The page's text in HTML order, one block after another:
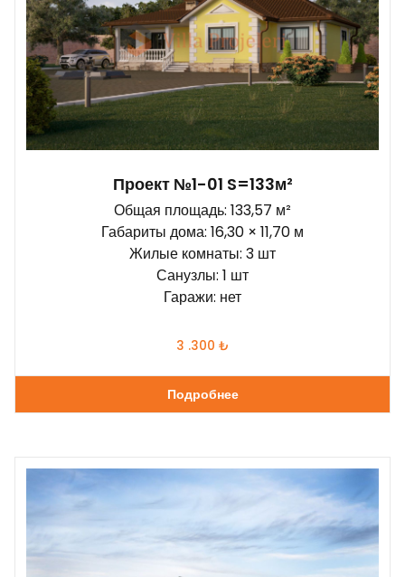
Проект №1-01 S=133м²
Общая площадь: 133,57 м²
Габариты дома: 16,30 × 11,70 м
Жилые комнаты: 3 шт
Санузлы: 1 шт
Гаражи: нет
3 .300 ₺
Подробнее